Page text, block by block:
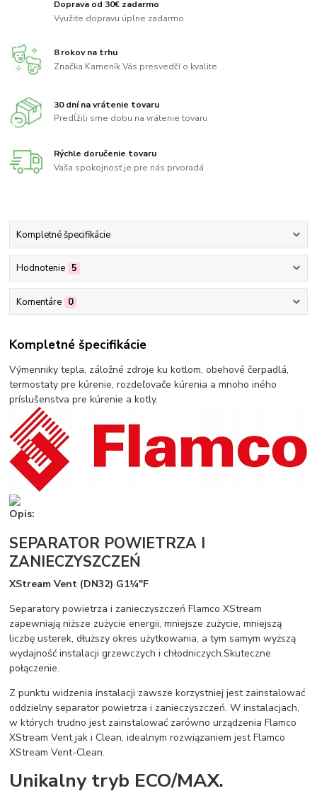
Doprava od 30€ zadarmo
Využite dopravu úplne zadarmo
8 rokov na trhu
Značka Kameník Vás presvedčí o kvalite
30 dní na vrátenie tovaru
Predĺžili sme dobu na vrátenie tovaru
Rýchle doručenie tovaru
Vaša spokojnosť je pre nás prvoradá
Kompletné špecifikácie
Hodnotenie 5
Komentáre 0
Kompletné špecifikácie
Výmenniky tepla, záložné zdroje ku kotlom, obehové čerpadlá,
termostaty pre kúrenie, rozdeľovače kúrenia a mnoho iného
príslušenstva pre kúrenie a kotly.
Opis:
SEPARATOR POWIETRZA I
ZANIECZYSZCZEŃ
XStream Vent (DN32) G1¼"F
Separatory powietrza i zanieczyszczeń Flamco XStream
zapewniają niższe zużycie energii, mniejsze zużycie, mniejszą
liczbę usterek, dłuższy okres użytkowania, a tym samym wyższą
wydajność instalacji grzewczych i chłodniczych.Skuteczne
połączenie.
Z punktu widzenia instalacji zawsze korzystniej jest zainstalować
oddzielny separator powietrza i zanieczyszczeń. W instalacjach,
w których trudno jest zainstalować zarówno urządzenia Flamco
XStream Vent jak i Clean, idealnym rozwiązaniem jest Flamco
XStream Vent-Clean.
Unikalny tryb ECO/MAX.